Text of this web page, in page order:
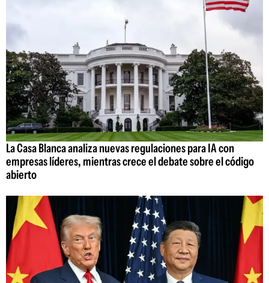
La Casa Blanca analiza nuevas regulaciones para IA con
empresas líderes, mientras crece el debate sobre el código
abierto